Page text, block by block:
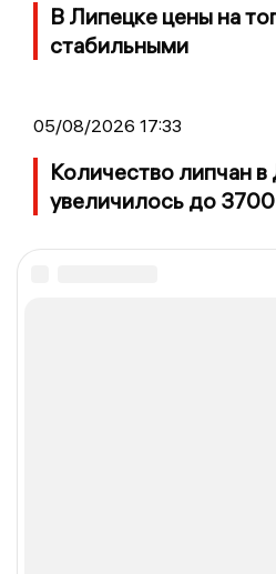
В Липецке цены на
стабильными
05/08/2026 17:33
Количество липчан
увеличилось до